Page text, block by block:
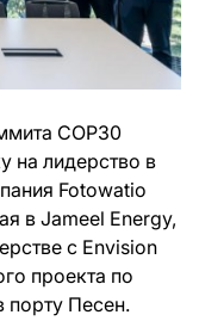
COP30
на лидерство в
Fotowatio
в Jameel Energy,
с Envision
проекта по
порту Песен.